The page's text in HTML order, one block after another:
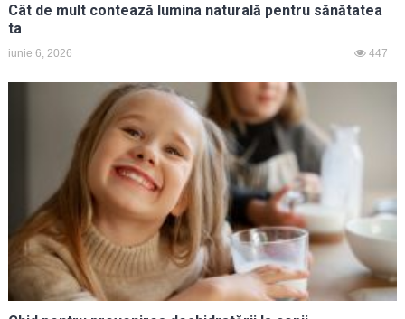
Cât de mult contează lumina naturală pentru sănătatea
ta
iunie 6, 2026 447